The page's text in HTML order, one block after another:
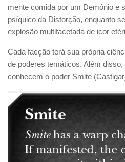
mente comida por um Demônio e
psíquico da Distorção, enquanto
explosão multifacetada de icor
Cada facção terá sua própria
de poderes temáticos. Além
conhecem o poder Smite